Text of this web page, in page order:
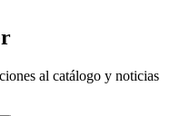
al catálogo y noticias